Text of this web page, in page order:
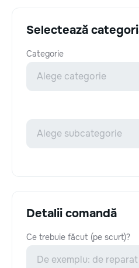
Selectează
Categorie
Detalii comandă
Ce trebuie făcut (pe scurt)?